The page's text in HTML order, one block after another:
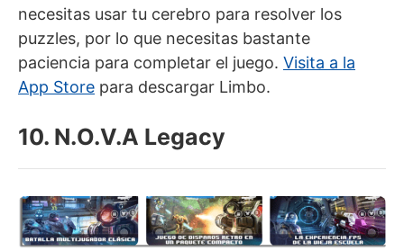
necesitas usar tu cerebro para resolver los
puzzles, por lo que necesitas bastante
paciencia para completar el juego. Visita a la
App Store para descargar Limbo.
10. N.O.V.A Legacy